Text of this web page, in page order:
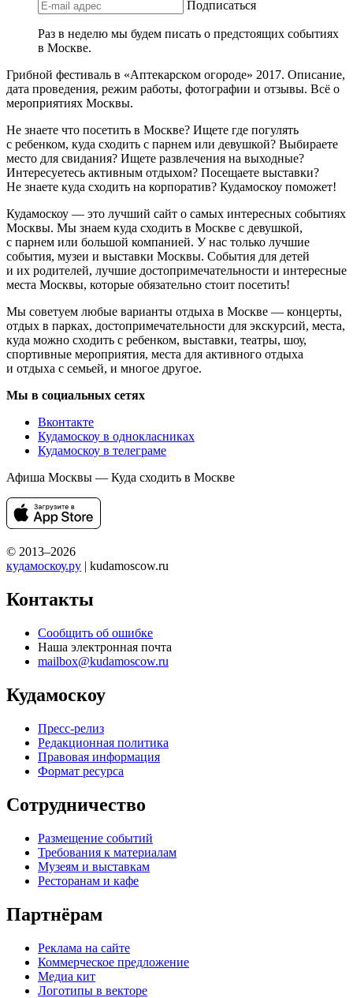
Подписаться
Раз в неделю мы будем писать о предстоящих событиях
в Москве.
Грибной фестиваль в «Аптекарском огороде» 2017. Описание,
дата проведения, режим работы, фотографии и отзывы. Всё о
мероприятиях Москвы.
Не знаете что посетить в Москве? Ищете где погулять
с ребенком, куда сходить с парнем или девушкой? Выбираете
место для свидания? Ищете развлечения на выходные?
Интересуетесь активным отдыхом? Посещаете выставки?
Не знаете куда сходить на корпоратив? Кудамоскоу поможет!
Кудамоскоу — это лучший сайт о самых интересных событиях
Москвы. Мы знаем куда сходить в Москве с девушкой,
с парнем или большой компанией. У нас только лучшие
события, музеи и выставки Москвы. События для детей
и их родителей, лучшие достопримечательности и интересные
места Москвы, которые обязательно стоит посетить!
Мы советуем любые варианты отдыха в Москве — концерты,
отдых в парках, достопримечательности для экскурсий, места,
куда можно сходить с ребенком, выставки, театры, шоу,
спортивные мероприятия, места для активного отдыха
и отдыха с семьей, и многое другое.
Мы в социальных сетях
Вконтакте
Кудамоскоу в однокласниках
Кудамоскоу в телеграме
Афиша Москвы — Куда сходить в Москве
© 2013–2026
кудамоскоу.ру | kudamoscow.ru
Контакты
Сообщить об ошибке
Наша электронная почта
mailbox@kudamoscow.ru
Кудамоскоу
Пресс-релиз
Редакционная политика
Правовая информация
Формат ресурса
Сотрудничество
Размещение событий
Требования к материалам
Музеям и выставкам
Ресторанам и кафе
Партнёрам
Реклама на сайте
Коммерческое предложение
Медиа кит
Логотипы в векторе